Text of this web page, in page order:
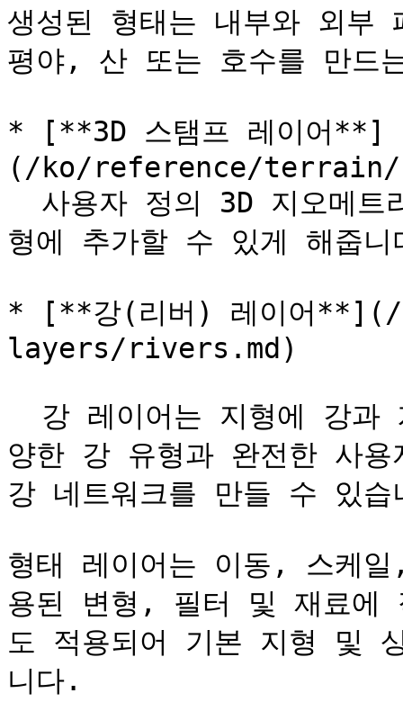
생성된 형태는 내부와 외
평야, 산 또는 호수를 만드
* [**3D 스탬프 레이어**]
(/ko/reference/terrain/
형에 추가할 수 있게 해줍
* [**강(리버) 레이어
layers/rivers.md)
양한 강 유형과 완전한 사
강 네트워크를 만들 수 있습
형태 레이어는 이동, 스케
용된 변형, 필터 및 재료에
도 적용되어 기본 지형 및
니다.